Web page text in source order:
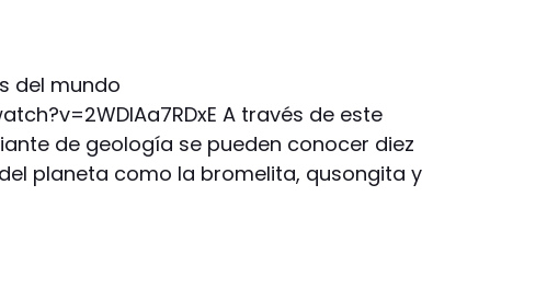
del mundo
A través de este
de geología se pueden conocer diez
planeta como la bromelita, qusongita y